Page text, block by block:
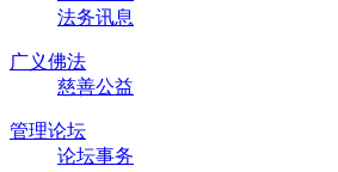
法务讯息
广义佛法
慈善公益
管理论坛
论坛事务